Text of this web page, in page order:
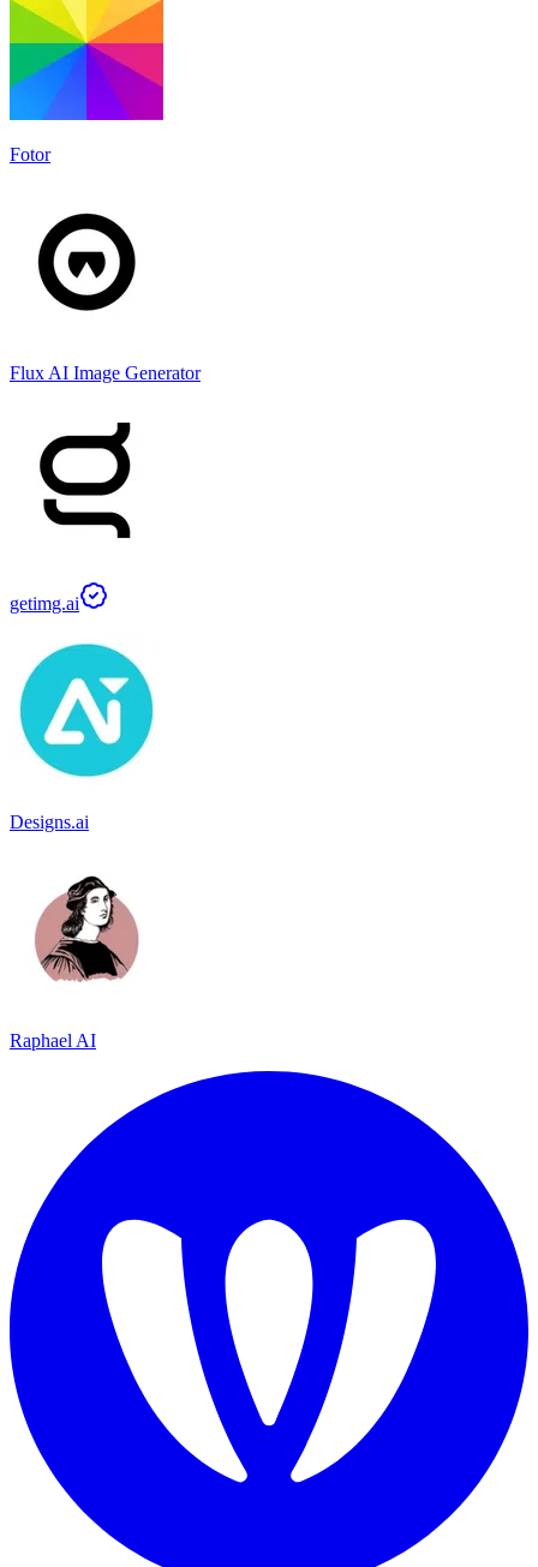
Fotor
Flux AI Image Generator
getimg.ai
Designs.ai
Raphael AI